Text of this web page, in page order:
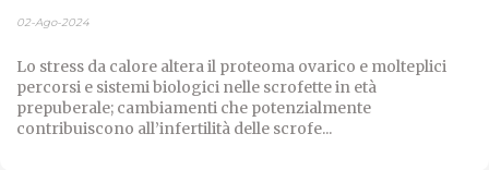
02-Ago-2024
Lo stress da calore altera il proteoma ovarico e molteplici
percorsi e sistemi biologici nelle scrofette in età
prepuberale; cambiamenti che potenzialmente
contribuiscono all’infertilità delle scrofe...